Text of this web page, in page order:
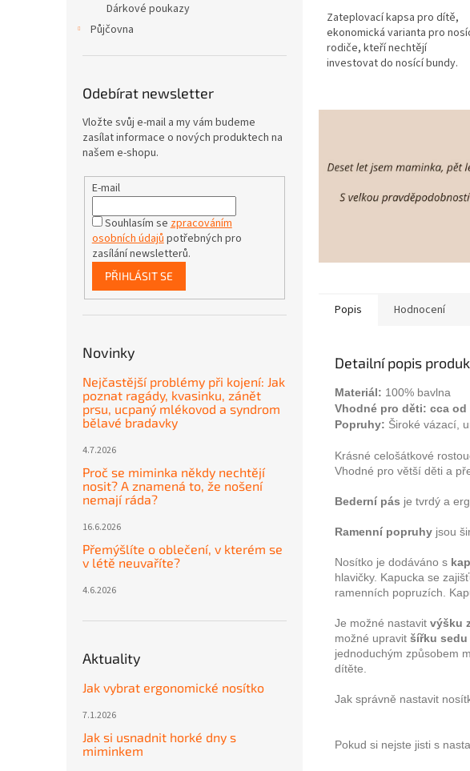
Dárkové poukazy
Půjčovna
Odebírat newsletter
Vložte svůj e-mail a my vám budeme
zasílat informace o nových produktech na
našem e-shopu.
E-mail
Souhlasím se zpracováním
osobních údajů potřebných pro
zasílání newsletterů.
PŘIHLÁSIT SE
Novinky
Nejčastější problémy při kojení: Jak
poznat ragády, kvasinku, zánět
prsu, ucpaný mlékovod a syndrom
bělavé bradavky
4.7.2026
Proč se miminka někdy nechtějí
nosit? A znamená to, že nošení
nemají ráda?
16.6.2026
Přemýšlíte o oblečení, v kterém se
v létě neuvaříte?
4.6.2026
Aktuality
Jak vybrat ergonomické nosítko
7.1.2026
Jak si usnadnit horké dny s
miminkem
Zateplovací kapsa pro dítě,
ekonomická varianta pro
rodiče, kteří nechtějí
investovat do nosící bundy.
kdokoliv z...
Popis Hodnocení
Detailní popis
Materiál: 100% bavlna
Vhodné pro děti: cca od
Popruhy: Široké vázací,
Krásné celošátkové
Vhodné pro větší děti a
Bederní pás je tvrdý a
Ramenní popruhy jsou
Nosítko je dodáváno s
hlavičky. Kapucka se
ramenních popruzích.
Je možné nastavit výšku
možné upravit šířku sedu
jednoduchým způsobem
dítěte.
Jak správně nastavit
Pokud si nejste jisti s